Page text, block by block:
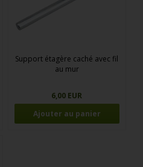
Support étagère caché avec fil
au mur
6,00 EUR